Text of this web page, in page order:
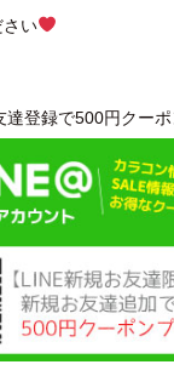
い
登録で500円クー